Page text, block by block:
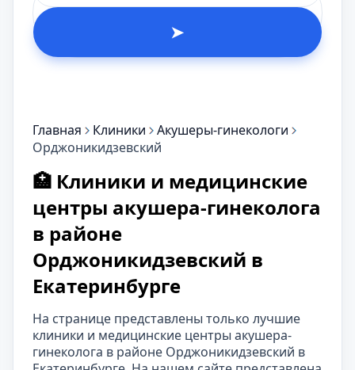
➤
Главная Клиники
Акушеры-гинекологи
Орджоникидзевский
🏥 Клиники и медицинские
центры акушера-гинеколога
в районе
Орджоникидзевский в
Екатеринбурге
На странице представлены только лучшие
клиники и медицинские центры акушера-
гинеколога в районе Орджоникидзевский в